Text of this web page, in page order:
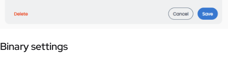
Binary settings